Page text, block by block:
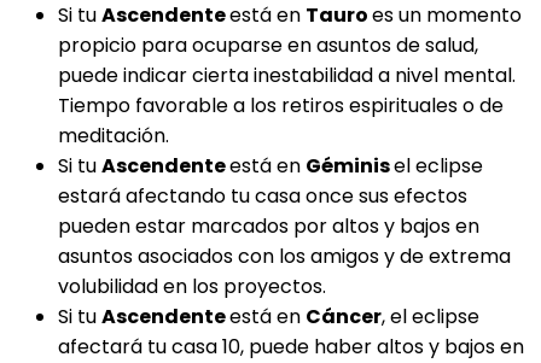
Si tuAscendenteestá en Tauroes un momento
propicio para ocuparse en asuntos de salud,
puede indicar cierta inestabilidad a nivel mental.
Tiempo favorable a los retiros espirituales o de
meditación.
Si tuAscendenteestá en Géminisel eclipse
estará afectando tu casa once sus efectos
pueden estar marcados por altos y bajos en
asuntos asociados con los amigos y de extrema
volubilidad en los proyectos.
Si tuAscendenteestá en Cáncer, el eclipse
afectará tu casa 10, puede haber altos y bajos en